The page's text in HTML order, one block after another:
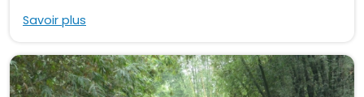
Savoir plus